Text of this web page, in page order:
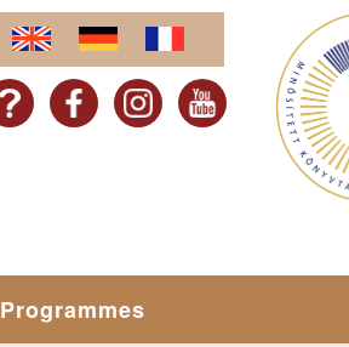
Programmes